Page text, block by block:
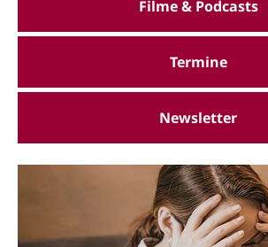
Filme & Podcasts
Termine
Newsletter